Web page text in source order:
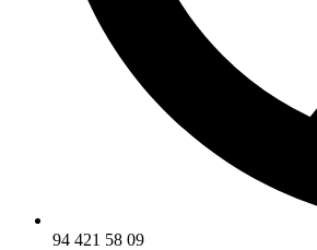
94 421 58 09